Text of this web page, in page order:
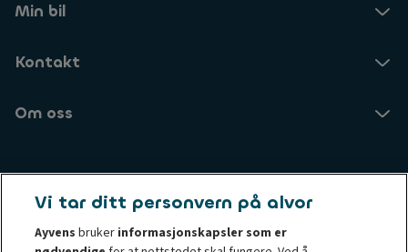
Min bil
Kontakt
Om oss
Ayvens Norge
Brynsengveien 10
0667 Oslo
Vi tar ditt personvern på alvor
Ayvens bruker informasjonskapsler som er